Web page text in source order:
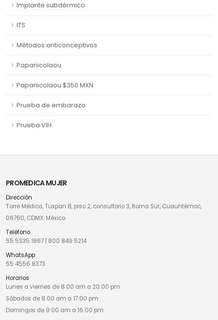
Implante subdérmico
ITS
Métodos anticonceptivos
Papanicolaou
Papanicolaou $350 MXN
Prueba de embarazo
Prueba VIH
PROMEDICA MUJER
Dirección
Torre Médica, Tuxpan 8, piso 2, consultorio 3, Roma Sur, Cuauhtémoc,
06760, CDMX. México
Teléfono
55 5335 1867
800 849 5214
WhatsApp
55 4556 8373
Horarios
Lunes a viernes de 8:00 am a 20:00 pm
Sábados de 8:00 am a 17:00 pm
Domingos de 9:00 am a 16:00 pm